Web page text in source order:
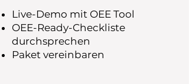
Live-Demo mit OEE Tool
OEE-Ready-Checkliste
durchsprechen
Paket vereinbaren